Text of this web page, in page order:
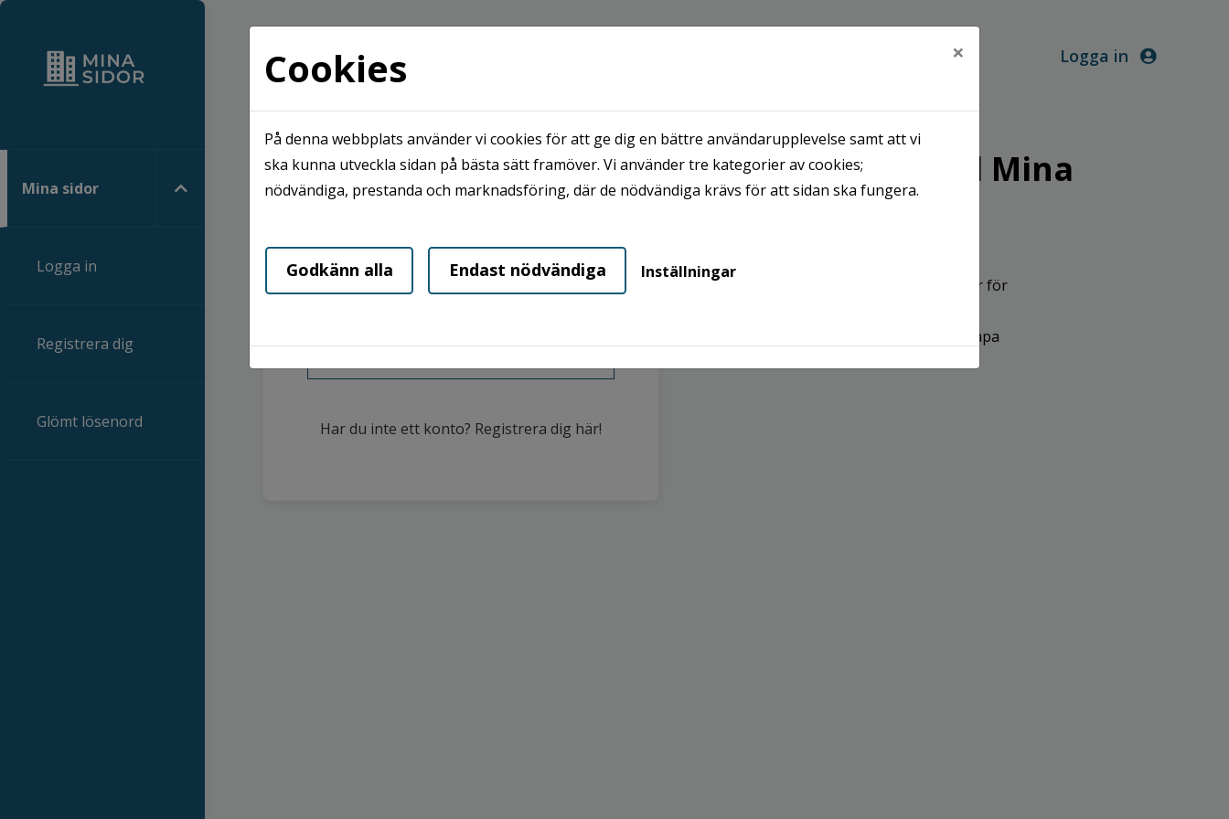
Mina sidor
Logga in
Registrera dig
Glömt lösenord
Hem Mina sidor Logga in
Mina sidor
Mobilt BankID Lösenord
Starta Mobilt BankID
Mobilt BankId på annan enhet
Har du inte ett konto? Registrera dig här!
Välkommen till Mina
På Mina Sidor finner du våra tjänster för
behöver du registrera dig för att skapa
Cookies ×
På denna webbplats använder vi cookies för att ge dig en bättre användarupplevelse samt att vi
ska kunna utveckla sidan på bästa sätt framöver. Vi använder tre kategorier av cookies;
nödvändiga, prestanda och marknadsföring, där de nödvändiga krävs för att sidan ska fungera.
Godkänn alla Endast nödvändiga Inställningar